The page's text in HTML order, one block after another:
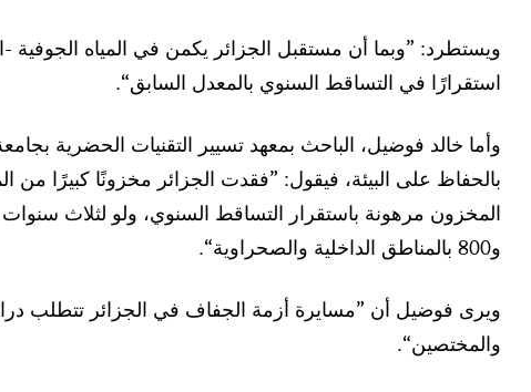
ويستطرد: ”وبما أن مستقبل الجزائر يكمن في المياه الجوفية
استقرارًا في التساقط السنوي بالمعدل السابق“.
بالحفاظ على البيئة، فيقول: ”فقدت الجزائر مخزونًا كبيرًا
و800 بالمناطق الداخلية والصحراوية“.
ويرى فوضيل أن ”مسايرة أزمة الجفاف في الجزائر تتطلب
والمختصين“.